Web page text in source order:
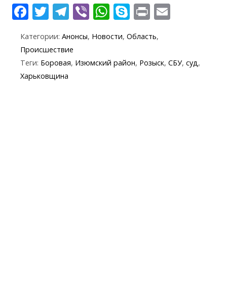
F
e
b
o
T
itt
er
T
e
gr
Vi
er
W
at
s
S
k
y
p
Pr
t
l
Категории: Анонсы, Новости, Область,
Происшествие
Теги: Боровая, Изюмский район, Розыск, СБУ, суд,
Харьковщина